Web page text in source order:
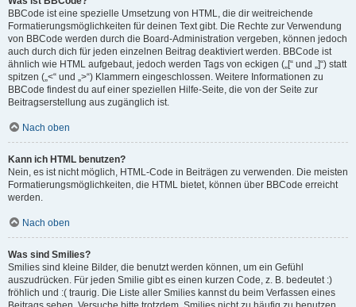
BBCode ist eine spezielle Umsetzung von HTML, die dir weitreichende
Formatierungsmöglichkeiten für deinen Text gibt. Die Rechte zur Verwendung
von BBCode werden durch die Board-Administration vergeben, können jedoch
auch durch dich für jeden einzelnen Beitrag deaktiviert werden. BBCode ist
ähnlich wie HTML aufgebaut, jedoch werden Tags von eckigen („[“ und „]“) statt
spitzen („<“ und „>“) Klammern eingeschlossen. Weitere Informationen zu
BBCode findest du auf einer speziellen Hilfe-Seite, die von der Seite zur
Beitragserstellung aus zugänglich ist.
Nach oben
Kann ich HTML benutzen?
Nein, es ist nicht möglich, HTML-Code in Beiträgen zu verwenden. Die meisten
Formatierungsmöglichkeiten, die HTML bietet, können über BBCode erreicht
werden.
Nach oben
Was sind Smilies?
Smilies sind kleine Bilder, die benutzt werden können, um ein Gefühl
auszudrücken. Für jeden Smilie gibt es einen kurzen Code, z. B. bedeutet :)
fröhlich und :( traurig. Die Liste aller Smilies kannst du beim Verfassen eines